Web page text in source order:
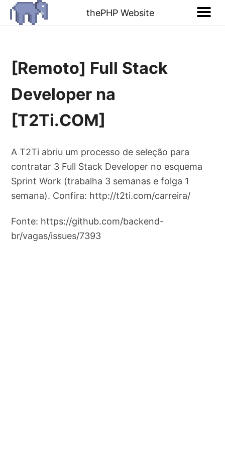
thePHP Website
[Remoto] Full Stack
Developer na
[T2Ti.COM]
A T2Ti abriu um processo de seleção para
contratar 3 Full Stack Developer no esquema
Sprint Work (trabalha 3 semanas e folga 1
semana). Confira: http://t2ti.com/carreira/
Fonte: https://github.com/backend-
br/vagas/issues/7393